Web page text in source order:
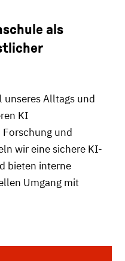
als
Alltags und
KI
und
wir eine sichere KI-
bieten interne
Umgang mit